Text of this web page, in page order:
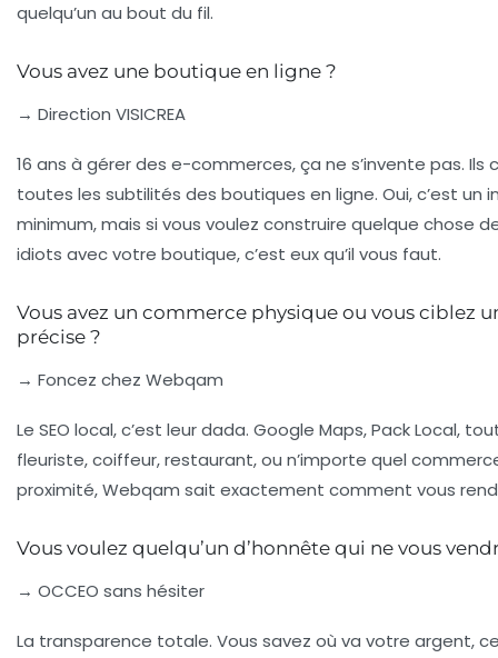
quelqu’un au bout du fil.
Vous avez une boutique en ligne ?
→ Direction VISICREA
16 ans à gérer des e-commerces, ça ne s’invente pas.
toutes les subtilités des boutiques en ligne. Oui, c’est un
minimum, mais si vous voulez construire quelque chose
idiots avec votre boutique, c’est eux qu’il vous faut.
Vous avez un commerce physique ou vous ciblez
précise ?
→ Foncez chez Webqam
Le SEO local, c’est leur dada. Google Maps, Pack Local,
fleuriste, coiffeur, restaurant, ou n’importe quel
proximité, Webqam sait exactement comment vous
Vous voulez quelqu’un d’honnête qui ne vous
→ OCCEO sans hésiter
La transparence totale. Vous savez où va votre argent,